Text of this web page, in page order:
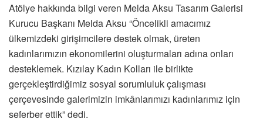
Atölye hakkında bilgi veren Melda Aksu Tasarım Galerisi
Kurucu Başkanı Melda Aksu “Öncelikli amacımız
ülkemizdeki girişimcilere destek olmak, üreten
kadınlarımızın ekonomilerini oluşturmaları adına onları
desteklemek. Kızılay Kadın Kolları ile birlikte
gerçekleştirdiğimiz sosyal sorumluluk çalışması
çerçevesinde galerimizin imkânlarımızı kadınlarımız için
seferber ettik” dedi.